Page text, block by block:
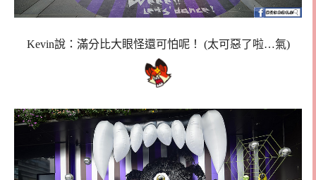
Kevin說：滿分比大眼怪還可怕呢！ (太可惡了啦…氣)